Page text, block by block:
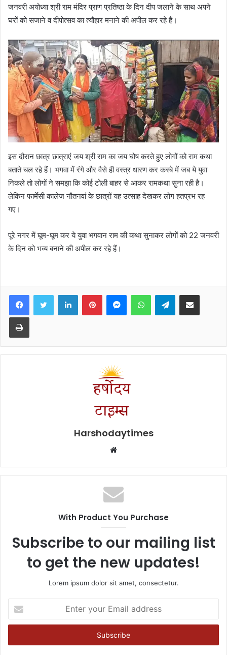
जनवरी अयोध्या श्री राम मंदिर प्राण प्रतिष्ठा के दिन दीप जलाने के साथ अपने
घरों को सजाने व दीपोत्सव का त्यौहार मनाने की अपील कर रहे हैं।
इस दौरान छात्र छात्राएं जय श्री राम का जय घोष करते हुए लोगों को राम कथा
बताते चल रहे हैं। भगवा में रंगे और वैसे ही वस्त्र धारण कर कस्बे में जब ये युवा
निकले तो लोगों ने समझा कि कोई टोली बाहर से आकर रामकथा सुना रही है।
लेकिन फार्मेसी कालेज नौतनवां के छात्रों यह उत्साह देखकर लोग हतप्रभ रह
गए।
पूरे नगर में घूम-घूम कर ये युवा भगवान राम की कथा सुनाकर लोगों को 22 जनवरी
के दिन को भव्य बनाने की अपील कर रहे हैं।
FacebookTwitter LinkedInPinterestMessengerWhatsAppTelegramShare via Email
Print
Harshodaytimes
Website
With Product You Purchase
Subscribe to our mailing list
to get the new updates!
Lorem ipsum dolor sit amet, consectetur.
your
Email